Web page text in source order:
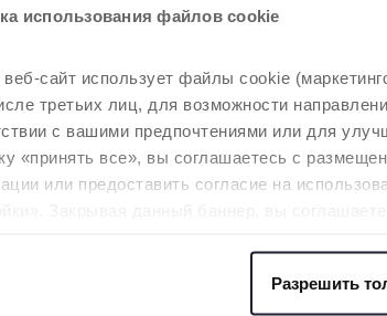
использования файлов cookie
сайт использует файлы cookie
третьих лиц, для возможности
с вашими предпочтениями или для
«принять все», вы соглашаетесь с
или предоставить согласие на
использования файлов cookieРазрешить
2 Цвета
Тарелка силиконовая на
присоске 6М+